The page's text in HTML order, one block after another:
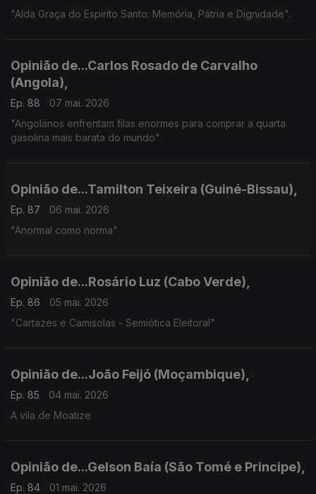
"Alda Graça do Espirito Santo: Memória, Pátria e Dignidade".
Opinião de...Carlos Rosado de Carvalho
(Angola),
Ep. 88
07 mai. 2026
"Angolanos enfrentam filas enormes para comprar a quarta
gasolina mais barata do mundo"
Opinião de...Tamilton Teixeira (Guiné-Bissau),
Ep. 87
06 mai. 2026
"Anormal como norma"
Opinião de...Rosário Luz (Cabo Verde),
Ep. 86
05 mai. 2026
"Cartazes e Camisolas - Semiótica Eleitoral"
Opinião de...João Feijó (Moçambique),
Ep. 85
04 mai. 2026
A vila de Moatize
Opinião de...Gelson Baía (São Tomé e Principe),
Ep. 84
01 mai. 2026